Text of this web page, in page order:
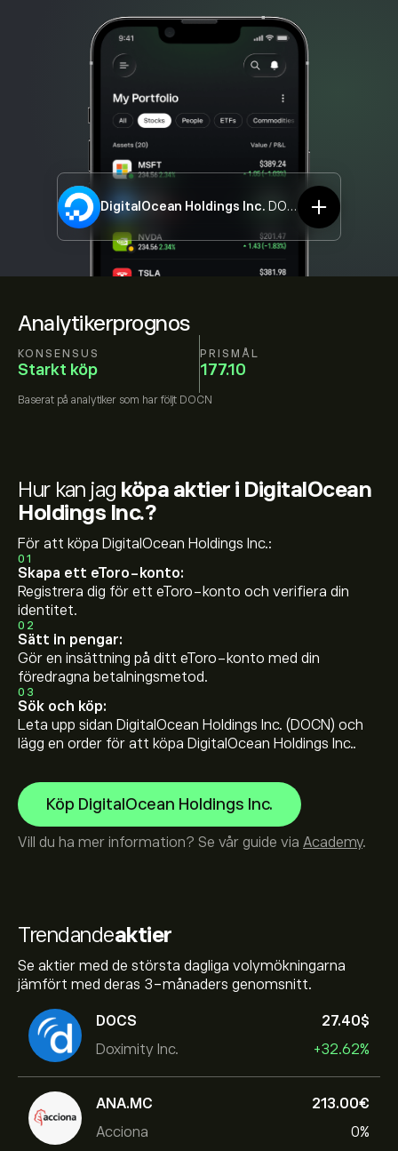
Analytikerprognos
KONSENSUS
Starkt köp
PRISMÅL
177.10
Baserat på analytiker som har följt DOCN
DigitalOcean Holdings Inc. DOCN
Trendandeaktier
Se aktier med de största dagliga volymökningarna
jämfört med deras 3-månaders genomsnitt.
DOCS
Doximity Inc.
27.40‎$‎
+32.62%
ANA.MC
Acciona
213.00‎€‎
0%
Hur kan jag köpa aktier i DigitalOcean
Holdings Inc.?
För att köpa DigitalOcean Holdings Inc.:
01
Skapa ett eToro-konto:
Registrera dig för ett eToro-konto och verifiera din
identitet.
02
Sätt in pengar:
Gör en insättning på ditt eToro-konto med din
föredragna betalningsmetod.
03
Sök och köp:
Leta upp sidan DigitalOcean Holdings Inc. (DOCN) och
lägg en order för att köpa DigitalOcean Holdings Inc..
Köp DigitalOcean Holdings Inc.
Vill du ha mer information? Se vår guide via Academy.